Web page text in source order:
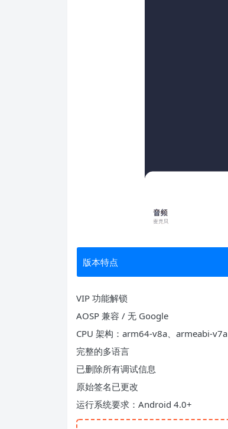
版本特点
VIP 功能解锁
AOSP 兼容 / 无 Google
CPU 架构：arm64-v8a、armeabi-v7a
完整的多语言
已删除所有调试信息
原始签名已更改
运行系统要求：Android 4.0+